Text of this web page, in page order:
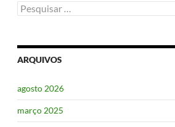
Pesquisar
por:
ARQUIVOS
agosto 2026
março 2025